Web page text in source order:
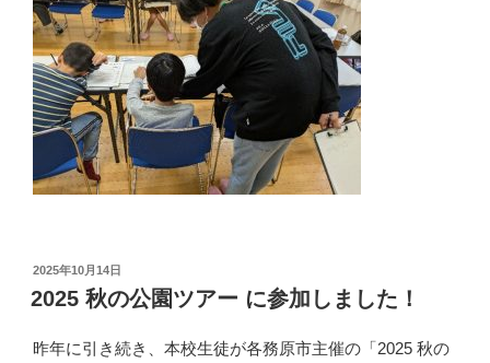
投
稿
日:
2025年10月14日
2025 秋の公園ツアー に参加しました！
昨年に引き続き、本校生徒が各務原市主催の「2025 秋の